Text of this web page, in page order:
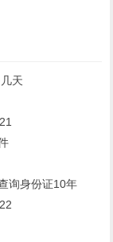
天
询身份证10年